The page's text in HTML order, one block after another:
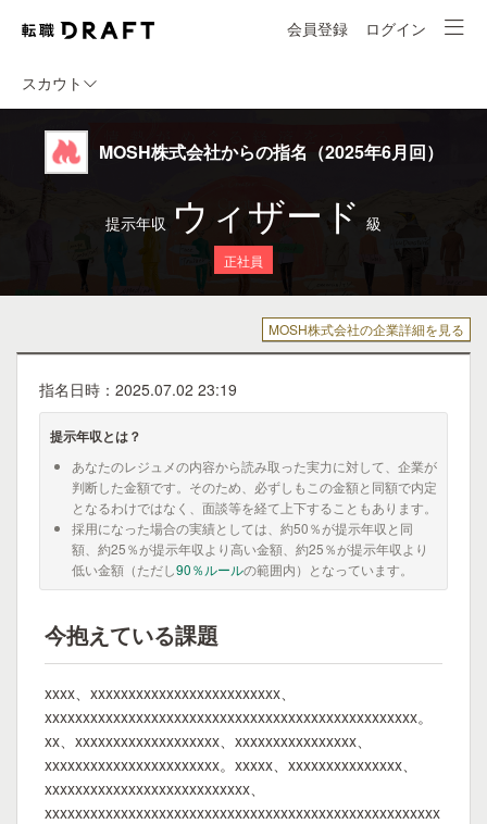
会員登録 ログイン
スカウト
MOSH株式会社からの指名（2025年6月回）
提示年収 ウィザード 級
正社員
MOSH株式会社の企業詳細を見る
指名日時：2025.07.02 23:19
提示年収とは？
あなたのレジュメの内容から読み取った実力に対して、企業が
判断した金額です。そのため、必ずしもこの金額と同額で内定
となるわけではなく、面談等を経て上下することもあります。
採用になった場合の実績としては、約50％が提示年収と同
額、約25％が提示年収より高い金額、約25％が提示年収より
低い金額（ただし90％ルールの範囲内）となっています。
今抱えている課題
xxxx、xxxxxxxxxxxxxxxxxxxxxxxxx、
xxxxxxxxxxxxxxxxxxxxxxxxxxxxxxxxxxxxxxxxxxxxxxxxx。
xx、xxxxxxxxxxxxxxxxxxx、xxxxxxxxxxxxxxxx、
xxxxxxxxxxxxxxxxxxxxxxx。xxxxx、xxxxxxxxxxxxxxx、
xxxxxxxxxxxxxxxxxxxxxxxxxxx、
xxxxxxxxxxxxxxxxxxxxxxxxxxxxxxxxxxxxxxxxxxxxxxxxxxxx